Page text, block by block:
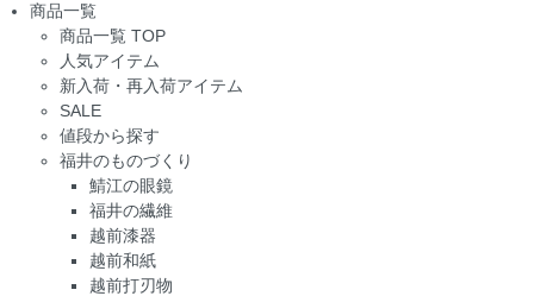
商品一覧
商品一覧 TOP
人気アイテム
新入荷・再入荷アイテム
SALE
値段から探す
福井のものづくり
鯖江の眼鏡
福井の繊維
越前漆器
越前和紙
越前打刃物